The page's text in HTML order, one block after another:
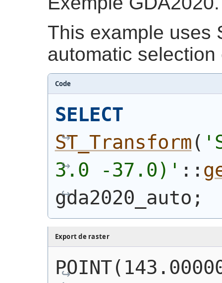
This example uses
automatic
Code
SELECT
ST_Transform ( '
3.0 -37.0) ' ::
gda2020_auto;
Export de raster